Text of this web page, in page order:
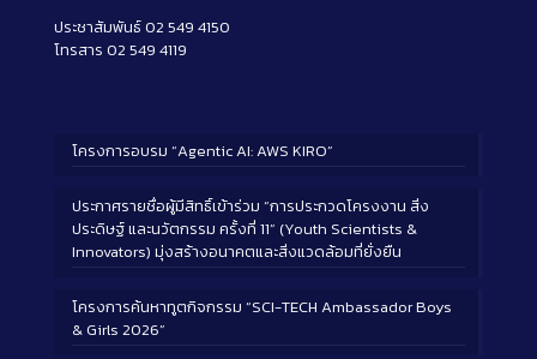
ประชาสัมพันธ์ 02 549 4150
โทรสาร 02 549 4119
โครงการอบรม “Agentic AI: AWS KIRO”
ประกาศรายชื่อผู้มีสิทธิ์เข้าร่วม “การประกวดโครงงาน สิ่ง
ประดิษฐ์ และนวัตกรรม ครั้งที่ 11” (Youth Scientists &
Innovators) มุ่งสร้างอนาคตและสิ่งแวดล้อมที่ยั่งยืน
โครงการค้นหาทูตกิจกรรม “SCI-TECH Ambassador Boys
& Girls 2026”